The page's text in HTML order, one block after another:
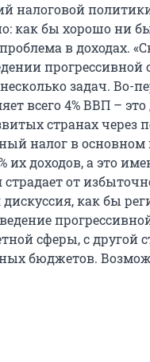
налоговой
как бы хорошо ни
в доходах.
прогрессивной
задач. Во-
всего 4% ВВП –
странах через
налог в
их доходов, а это
от
как бы
сферы, с другой
бюджетов.